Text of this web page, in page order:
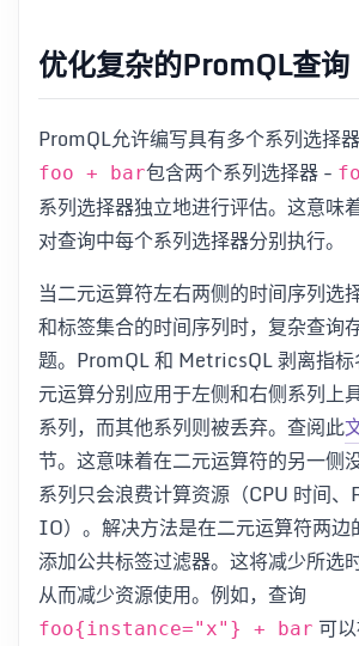
优化复杂的PromQL查询
PromQL允许编写具有多个系列选择
foo + bar包含两个系列选择器 -
系列选择器独立地进行评估。这意味
对查询中每个系列选择器分别执行。
当二元运算符左右两侧的时间序列选
和标签集合的时间序列时，复杂查询
题。PromQL 和 MetricsQL 剥离指
元运算分别应用于左侧和右侧系列上
系列，而其他系列则被丢弃。查阅此
节。这意味着在二元运算符的另一侧
系列只会浪费计算资源（CPU 时间
IO）。解决方法是在二元运算符两边
添加公共标签过滤器。这将减少所选
从而减少资源使用。例如，查询
foo{instance="x"} + bar 可